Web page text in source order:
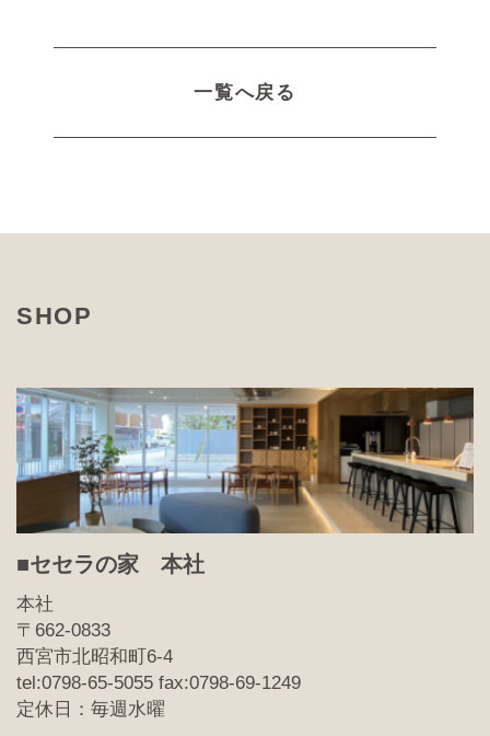
一覧へ戻る
SHOP
■セセラの家 本社
本社
〒662-0833
西宮市北昭和町6-4
tel:0798-65-5055 fax:0798-69-1249
定休日：毎週水曜